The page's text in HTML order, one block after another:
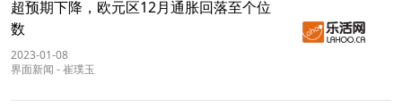
超预期下降，欧元区12月通胀回落至个位
数
2023-01-08
界面新闻 -崔璞玉